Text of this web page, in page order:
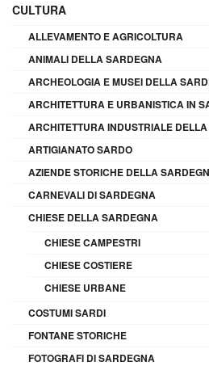
CULTURA
ALLEVAMENTO E AGRICOLTURA
ANIMALI DELLA SARDEGNA
ARCHEOLOGIA E MUSEI DELLA
ARCHITETTURA E URBANISTICA IN
ARCHITETTURA INDUSTRIALE
ARTIGIANATO SARDO
AZIENDE STORICHE DELLA
CARNEVALI DI SARDEGNA
CHIESE DELLA SARDEGNA
CHIESE CAMPESTRI
CHIESE COSTIERE
CHIESE URBANE
COSTUMI SARDI
FONTANE STORICHE
FOTOGRAFI DI SARDEGNA